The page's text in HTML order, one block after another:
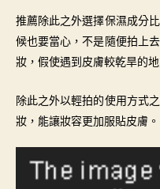
推薦除此之外選擇保濕成分
候也要當心，不是隨便拍上
妝，假使遇到皮膚較乾旱的
除此之外以輕拍的使用方式
妝，能讓妝容更加服貼皮膚。